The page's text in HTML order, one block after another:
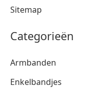
Sitemap
Categorieën
Armbanden
Enkelbandjes